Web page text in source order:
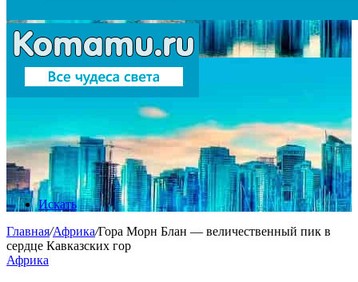
Искать
Главная/Африка/Гора Морн Блан — величественный пик в
сердце Кавказских гор
Африка